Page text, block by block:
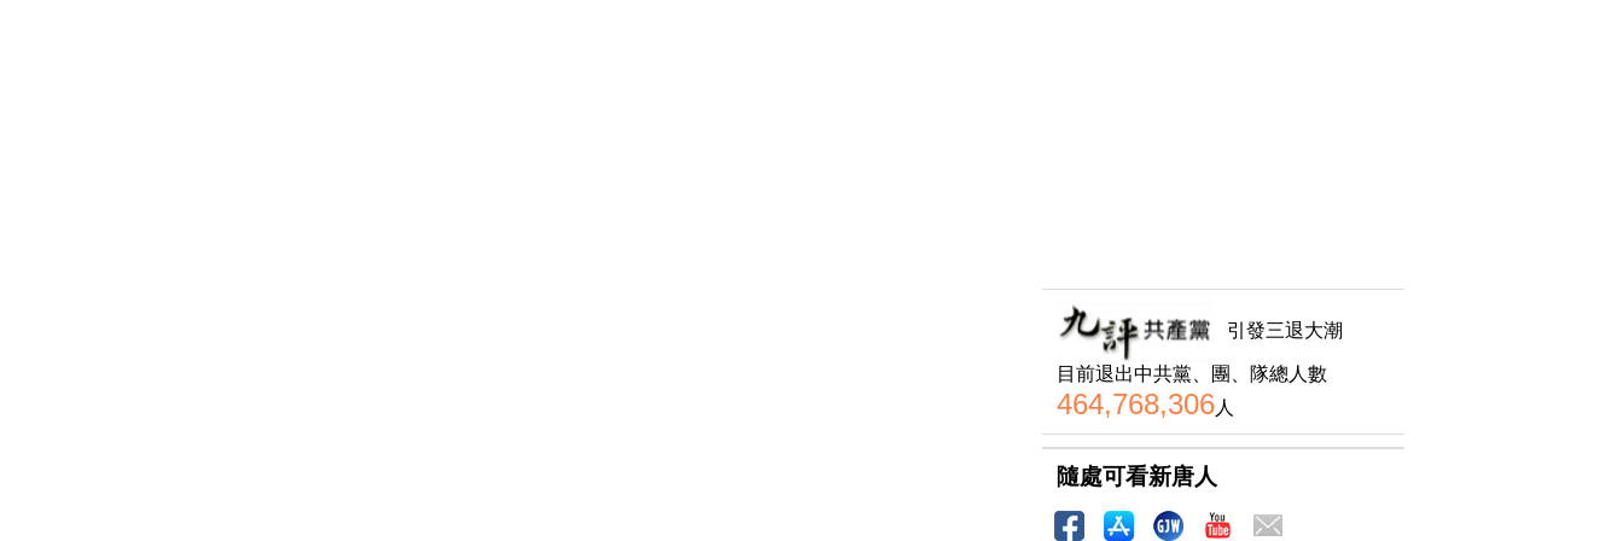
引發三退大潮
目前退出中共黨、團、隊總人數
464,768,306人
隨處可看新唐人